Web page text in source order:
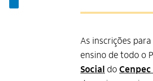
As inscrições
ensino de todo o
Social doCenpec